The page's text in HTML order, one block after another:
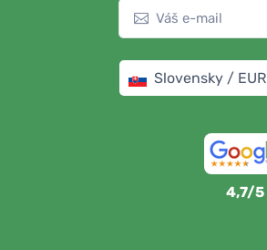
Slovensky / EUR
4,7/5